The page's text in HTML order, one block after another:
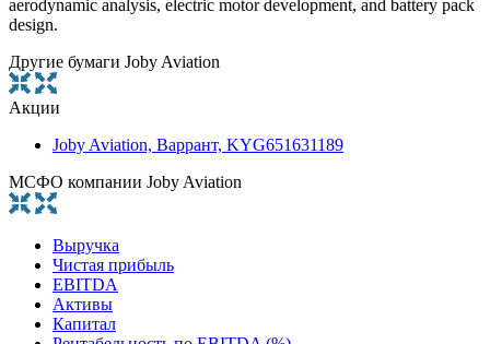
aerodynamic analysis, electric motor development, and battery pack
design.
Другие бумаги Joby Aviation
Акции
Joby Aviation, Варрант, KYG651631189
МСФО компании Joby Aviation
Выручка
Чистая прибыль
EBITDA
Активы
Капитал